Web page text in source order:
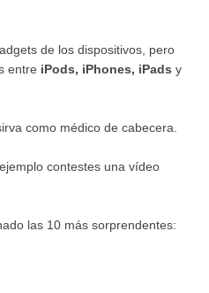
de los dispositivos, pero
entre iPods, iPhones, iPads y
como médico de cabecera.
contestes una vídeo
las 10 más sorprendentes: